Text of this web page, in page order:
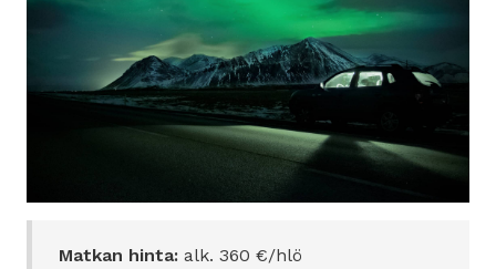
Matkan hinta: alk. 360 €/hlö